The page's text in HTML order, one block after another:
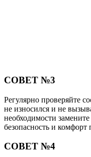
СОВЕТ №3
Регулярно проверяйте
не износился и не
необходимости
безопасность и комфорт
СОВЕТ №4